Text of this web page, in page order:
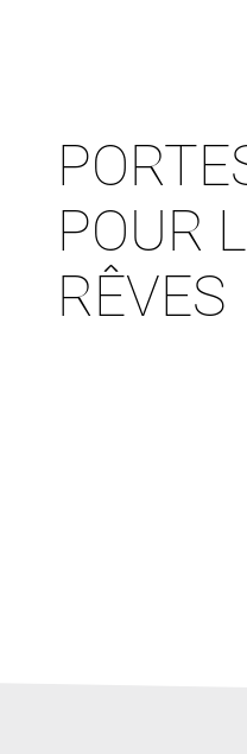
POUR
RÊVES